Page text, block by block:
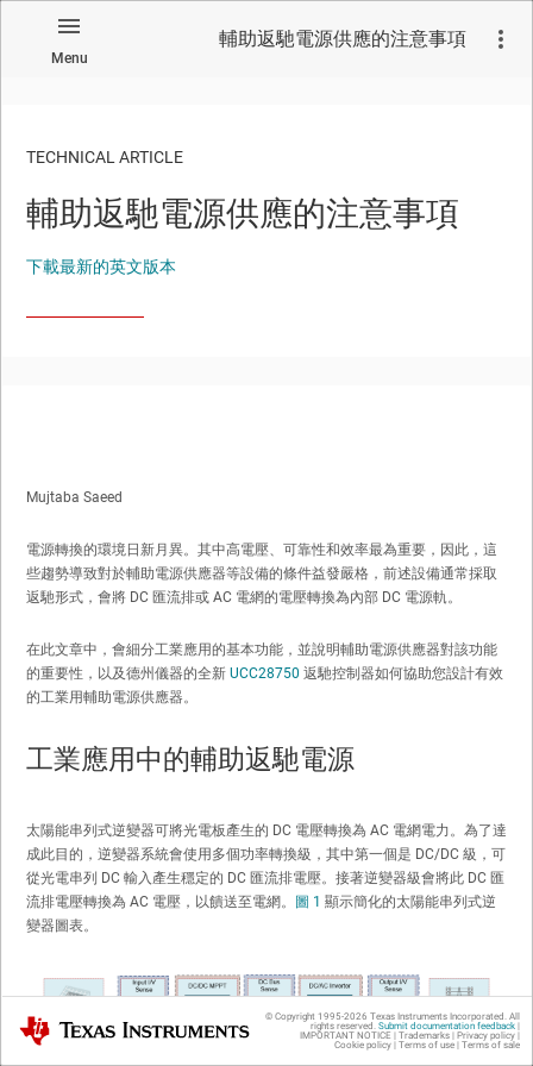
Menu
輔助返馳電源供應的注意事項
TECHNICAL ARTICLE
輔助返馳電源供應的注意事項
下載最新的英文版本
Mujtaba Saeed
電源轉換的環境日新月異。其中高電壓、可靠性和效率最為重要，因此，這
些趨勢導致對於輔助電源供應器等設備的條件益發嚴格，前述設備通常採取
返馳形式，會將 DC 匯流排或 AC 電網的電壓轉換為內部 DC 電源軌。
在此文章中，會細分工業應用的基本功能，並說明輔助電源供應器對該功能
的重要性，以及德州儀器的全新 UCC28750 返馳控制器如何協助您設計有效
的工業用輔助電源供應器。
工業應用中的輔助返馳電源
太陽能串列式逆變器可將光電板產生的 DC 電壓轉換為 AC 電網電力。為了達
成此目的，逆變器系統會使用多個功率轉換級，其中第一個是 DC/DC 級，可
從光電串列 DC 輸入產生穩定的 DC 匯流排電壓。接著逆變器級會將此 DC 匯
流排電壓轉換為 AC 電壓，以饋送至電網。 圖 1 顯示簡化的太陽能串列式逆
變器圖表。
Texas Instruments © Copyright 1995-2026 Texas Instruments Incorporated. All
rights reserved. Submit documentation feedback|
IMPORTANT NOTICE | Trademarks| Privacy policy|
Cookie policy| Terms of use| Terms of sale